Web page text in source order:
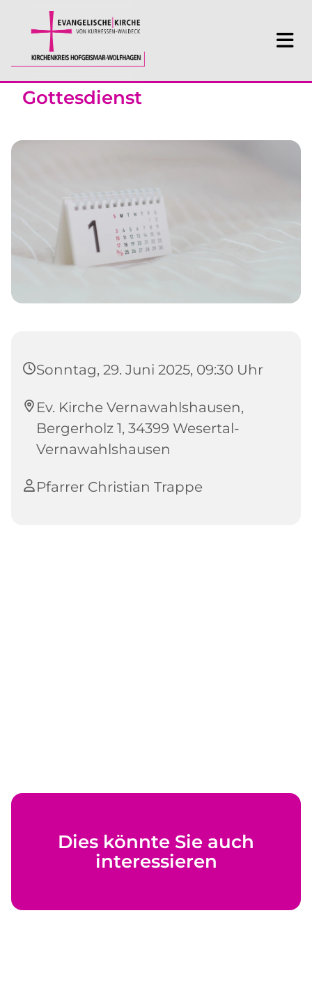
Gottesdienst
Sonntag, 29. Juni 2025, 09:30 Uhr
Ev. Kirche Vernawahlshausen,
Bergerholz 1, 34399 Wesertal-
Vernawahlshausen
Pfarrer Christian Trappe
Dies könnte Sie auch
interessieren